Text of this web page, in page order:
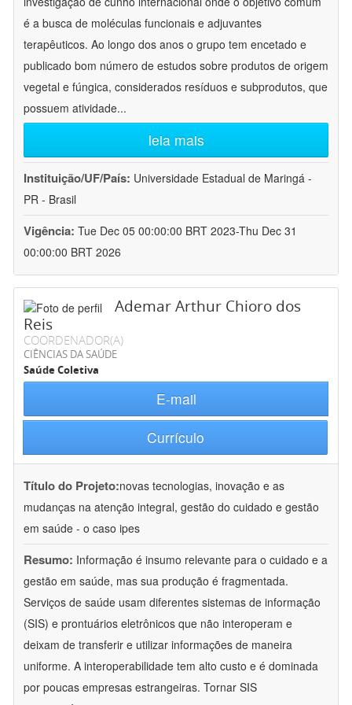
é a busca de moléculas funcionais e adjuvantes
terapêuticos. Ao longo dos anos o grupo tem encetado e
publicado bom número de estudos sobre produtos de origem
vegetal e fúngica, considerados resíduos e subprodutos, que
possuem atividade...
leia mais
Instituição/UF/País: Universidade Estadual de Maringá -
PR - Brasil
Vigência: Tue Dec 05 00:00:00 BRT 2023-Thu Dec 31
00:00:00 BRT 2026
Ademar Arthur Chioro dos
Reis
COORDENADOR(A)
CIÊNCIAS DA SAÚDE
Saúde Coletiva
E-mail
Currículo
Título do Projeto:novas tecnologias, inovação e as
mudanças na atenção integral, gestão do cuidado e gestão
em saúde - o caso ipes
Resumo: Informação é insumo relevante para o cuidado e a
gestão em saúde, mas sua produção é fragmentada.
Serviços de saúde usam diferentes sistemas de informação
(SIS) e prontuários eletrônicos que não interoperam e
deixam de transferir e utilizar informações de maneira
uniforme. A interoperabilidade tem alto custo e é dominada
por poucas empresas estrangeiras. Tornar SIS